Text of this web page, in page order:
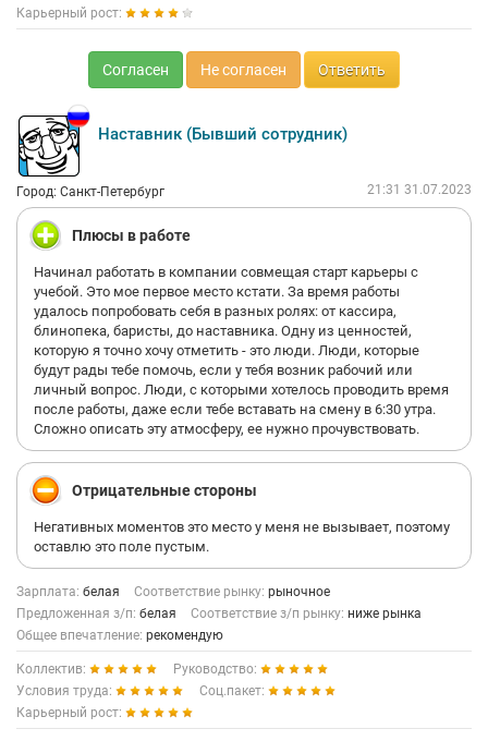
Карьерный рост:
Согласен Не согласен Ответить
Наставник (Бывший сотрудник)
Город: Санкт-Петербург 21:31 31.07.2023
Плюсы в работе
Начинал работать в компании совмещая старт карьеры с
учебой. Это мое первое место кстати. За время работы
удалось попробовать себя в разных ролях: от кассира,
блинопека, баристы, до наставника. Одну из ценностей,
которую я точно хочу отметить - это люди. Люди, которые
будут рады тебе помочь, если у тебя возник рабочий или
личный вопрос. Люди, с которыми хотелось проводить время
после работы, даже если тебе вставать на смену в 6:30 утра.
Сложно описать эту атмосферу, ее нужно прочувствовать.
Отрицательные стороны
Негативных моментов это место у меня не вызывает, поэтому
оставлю это поле пустым.
Зарплата: белая Соответствие рынку: рыночное
Предложенная з/п: белая Соответствие з/п рынку: ниже рынка
Общее впечатление: рекомендую
Коллектив:
Руководство:
Условия труда:
Соц.пакет:
Карьерный рост: